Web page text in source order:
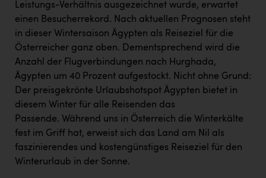
Immotech
INTERSPAR
INTERSPORT Austria
Jesolo
Jane Goodall Institute Austria
Kärcher
Karin Liedl
Leistungs-Verhältnis ausgezeichnet wurde, erwartet
einen Besucherrekord. Nach aktuellen Prognosen steht
in dieser Wintersaison Ägypten als Reiseziel für die
Österreicher ganz oben. Dementsprechend wird die
Anzahl der Flugverbindungen nach Hurghada,
Ägypten um 40 Prozent aufgestockt. Nicht ohne Grund:
Der preisgekrönte Urlaubshotspot Ägypten bietet in
diesem Winter für alle Reisenden das
Passende. Während uns in Österreich die Winterkälte
fest im Griff hat, erweist sich das Land am Nil als
faszinierendes und kostengünstiges Reiseziel für den
Winterurlaub in der Sonne.